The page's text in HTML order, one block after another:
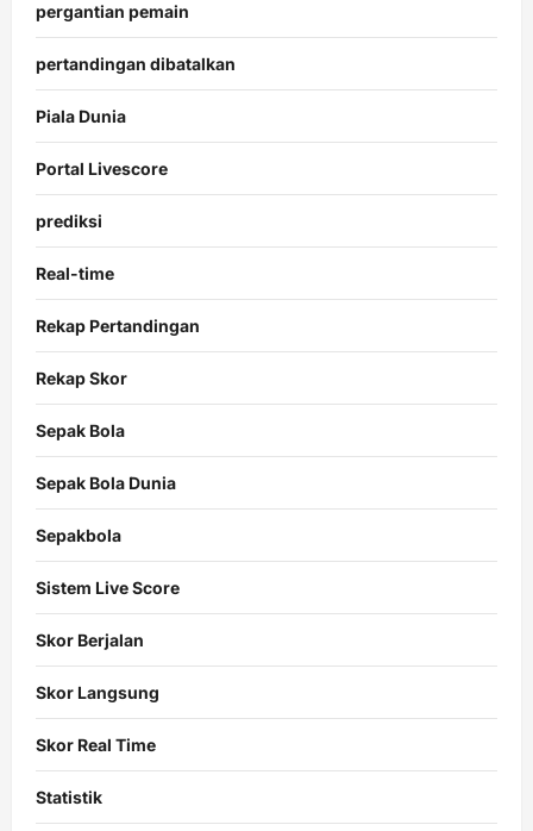
pergantian pemain
pertandingan dibatalkan
Piala Dunia
Portal Livescore
prediksi
Real-time
Rekap Pertandingan
Rekap Skor
Sepak Bola
Sepak Bola Dunia
Sepakbola
Sistem Live Score
Skor Berjalan
Skor Langsung
Skor Real Time
Statistik